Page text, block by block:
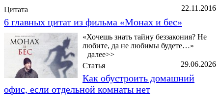
22.11.2016
Цитата
6 главных цитат из фильма «Монах и бес»
«Хочешь знать тайну беззакония? Не
любите, да не любимы будете…»
далее>>
29.06.2026
Статья
Как обустроить домашний
офис, если отдельной комнаты нет